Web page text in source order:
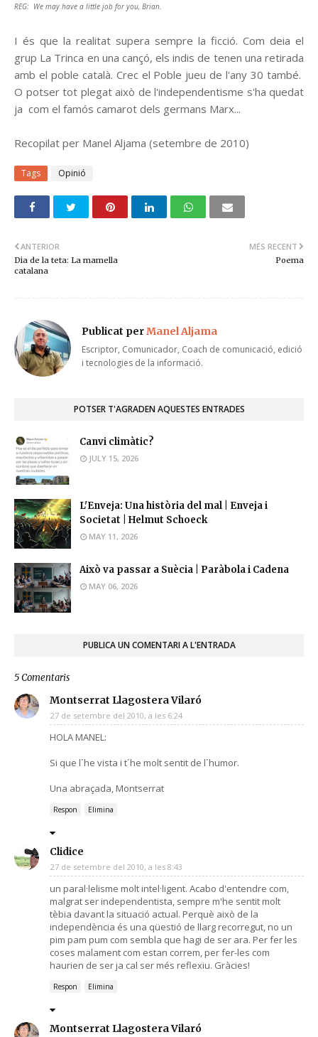
REG: We may have a little job for you, Brian.
I és que la realitat supera sempre la ficció. Com deia el
grup La Trinca en una cançó, els indis de tenen una retirada
amb el poble català. Crec el Poble jueu de l'any 30 també.
O potser tot plegat això de l'independentisme s'ha quedat
ja com el famós camarot dels germans Marx...
Recopilat per Manel Aljama (setembre de 2010)
Tags Opinió
MÉS RECENT
Poema
ANTERIOR
Dia de la teta: La mamella
catalana
Publicat perManel Aljama
Escriptor, Comunicador, Coach de comunicació, edició
i tecnologies de la informació.
POTSER T'AGRADEN AQUESTES ENTRADES
Canvi climàtic?
JULY 15, 2026
L'Enveja: Una història del mal | Enveja i
Societat | Helmut Schoeck
MAY 11, 2026
Això va passar a Suècia | Paràbola i Cadena
MAY 06, 2026
PUBLICA UN COMENTARI A L'ENTRADA
5 Comentaris
Montserrat Llagostera Vilaró
27 de setembre del 2010, a les 6:24
HOLA MANEL:
Si que l´he vista i t´he molt sentit de l´humor.
Una abraçada, Montserrat
Respon Elimina
Clidice
27 de setembre del 2010, a les 8:43
un paral·lelisme molt intel·ligent. Acabo d'entendre com,
malgrat ser independentista, sempre m'he sentit molt
tèbia davant la situació actual. Perquè això de la
independència és una qüestió de llarg recorregut, no un
pim pam pum com sembla que hagi de ser ara. Per fer les
coses malament com estan correm, per fer-les com
haurien de ser ja cal ser més reflexiu. Gràcies!
Respon Elimina
Montserrat Llagostera Vilaró